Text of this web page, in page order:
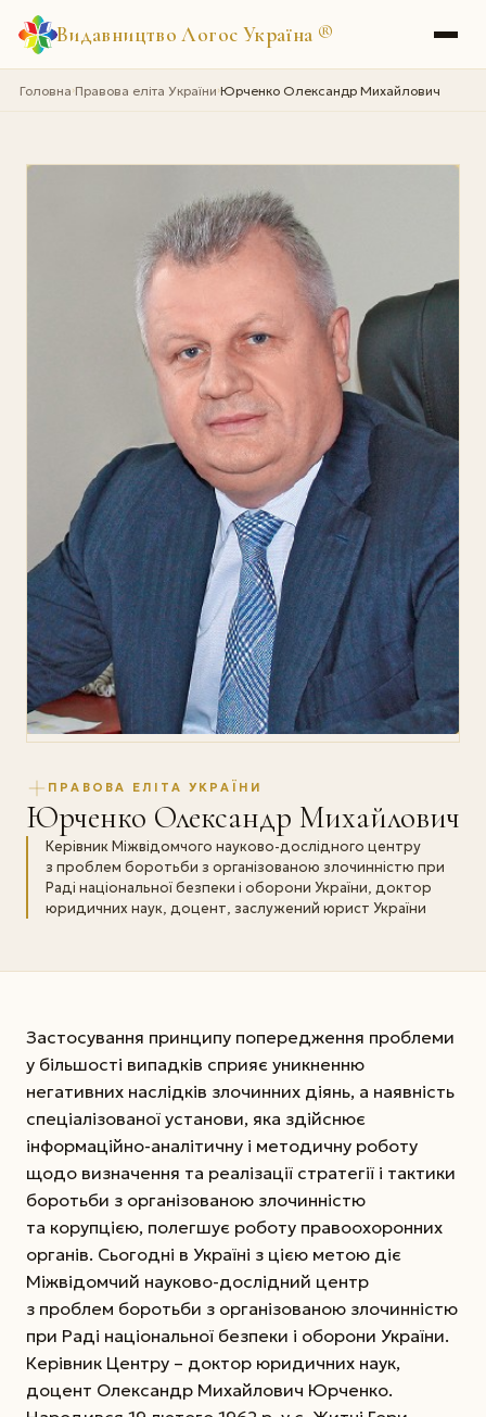
Видавництво Логос Україна ®
Головна›Правова еліта України›Юрченко Олександр Михайлович
ПРАВОВА ЕЛІТА УКРАЇНИ
Юрченко Олександр Михайлович
Керівник Міжвідомчого науково-дослідного центру
з проблем боротьби з організованою злочинністю при
Раді національної безпеки і оборони України, доктор
юридичних наук, доцент, заслужений юрист України
Застосування принципу попередження проблеми
у більшості випадків сприяє уникненню
негативних наслідків злочинних діянь, а наявність
спеціалізованої установи, яка здійснює
інформаційно-аналітичну і методичну роботу
щодо визначення та реалізації стратегії і тактики
боротьби з організованою злочинністю
та корупцією, полегшує роботу правоохоронних
органів. Сьогодні в Україні з цією метою діє
Міжвідомчий науково-дослідний центр
з проблем боротьби з організованою злочинністю
при Раді національної безпеки і оборони України.
Керівник Центру – доктор юридичних наук,
доцент Олександр Михайлович Юрченко.